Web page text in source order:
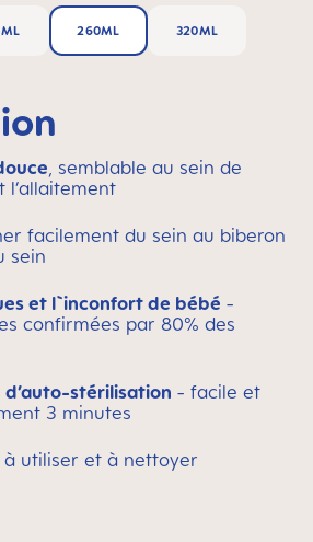
260ML 320ML
, semblable au sein de
l’allaitement
facilement du sein au biberon
sein
et l`inconfort de bébé -
confirmées par 80% des
d’auto-stérilisation - facile et
3 minutes
à utiliser et à nettoyer